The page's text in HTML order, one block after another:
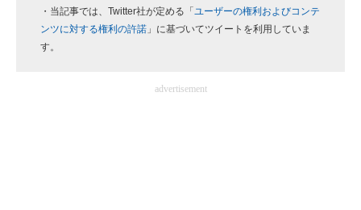
AI活用のいまが分かる
企業ITのトレンドを詳説
・当記事では、Twitter社が定める「 ユーザーの権利およびコンテ
ンツに対する権利の許諾 」に基づいてツイートを利用していま
す。
advertisement